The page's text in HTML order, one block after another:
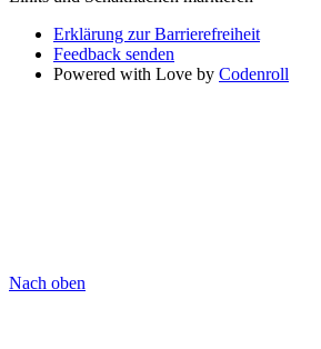
Erklärung zur Barrierefreiheit
Feedback senden
Powered with Love by Codenroll
Nach oben